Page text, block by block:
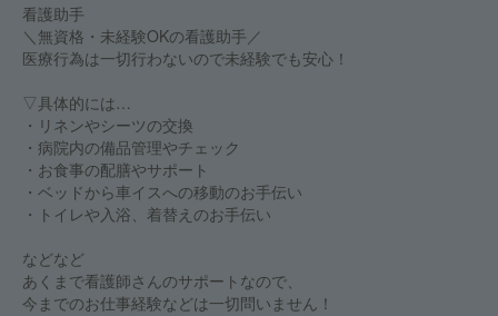
看護助手
＼無資格・未経験OKの看護助手／
医療行為は一切行わないので未経験でも安心！
▽具体的には…
・リネンやシーツの交換
・病院内の備品管理やチェック
・お食事の配膳やサポート
・ベッドから車イスへの移動のお手伝い
・トイレや入浴、着替えのお手伝い
などなど
あくまで看護師さんのサポートなので、
今までのお仕事経験などは一切問いません！